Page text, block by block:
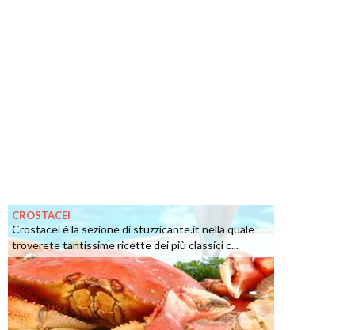
CROSTACEI
Crostacei è la sezione di stuzzicante.it nella quale
troverete tantissime ricette dei più classici c...